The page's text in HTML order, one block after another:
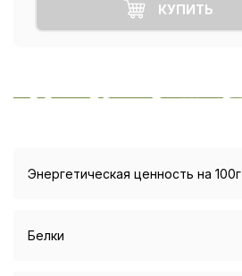
КУПИТЬ
Энергетическая ценность на 100г
Белки